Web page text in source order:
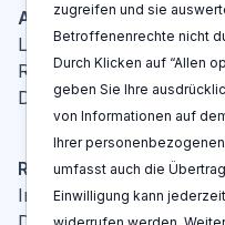
Aktionen
Log In
Registrieren
Demo buchen
Rechtshinweise
Impressum
zugreifen und sie
Betroffenenrechte nicht
Durch Klicken auf “Allen
geben Sie Ihre
von Informationen auf
Ihrer
umfasst auch die
Einwilligung kann